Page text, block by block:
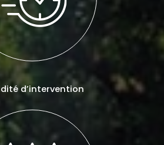
d’intervention